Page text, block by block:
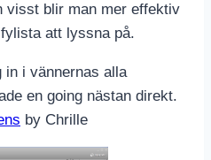
visst blir man mer effektiv
att lyssna på.
in i vännernas alla
en going nästan direkt.
by Chrille